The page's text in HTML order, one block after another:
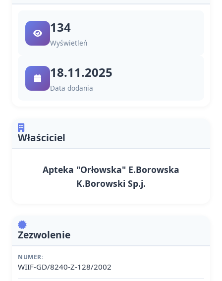
134
Wyświetleń
18.11.2025
Data dodania
Właściciel
Apteka "Orłowska" E.Borowska
K.Borowski Sp.j.
Zezwolenie
NUMER:
WIIF-GD/8240-Z-128/2002